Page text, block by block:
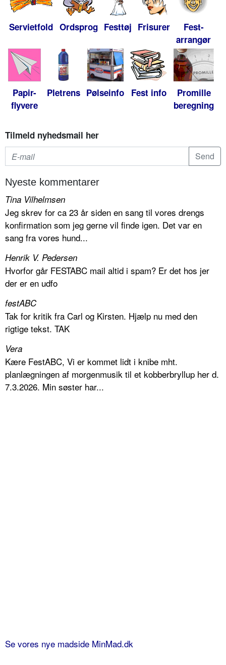
Servietfold Ordsprog Festtøj Frisurer
Fest-
arrangør
Papir-
flyvere
Pletrens Pølseinfo Fest info
Promille
beregning
Tilmeld nyhedsmail her
Nyeste kommentarer
Tina Vilhelmsen
Jeg skrev for ca 23 år siden en sang til vores drengs
konfirmation som jeg gerne vil finde igen. Det var en
sang fra vores hund...
Henrik V. Pedersen
Hvorfor går FESTABC mail altid i spam? Er det hos jer
der er en udfo
festABC
Tak for kritik fra Carl og Kirsten. Hjælp nu med den
rigtige tekst. TAK
Vera
Kære FestABC, Vi er kommet lidt i knibe mht.
planlægningen af morgenmusik til et kobberbryllup her d.
7.3.2026. Min søster har...
Se vores nye madside MinMad.dk